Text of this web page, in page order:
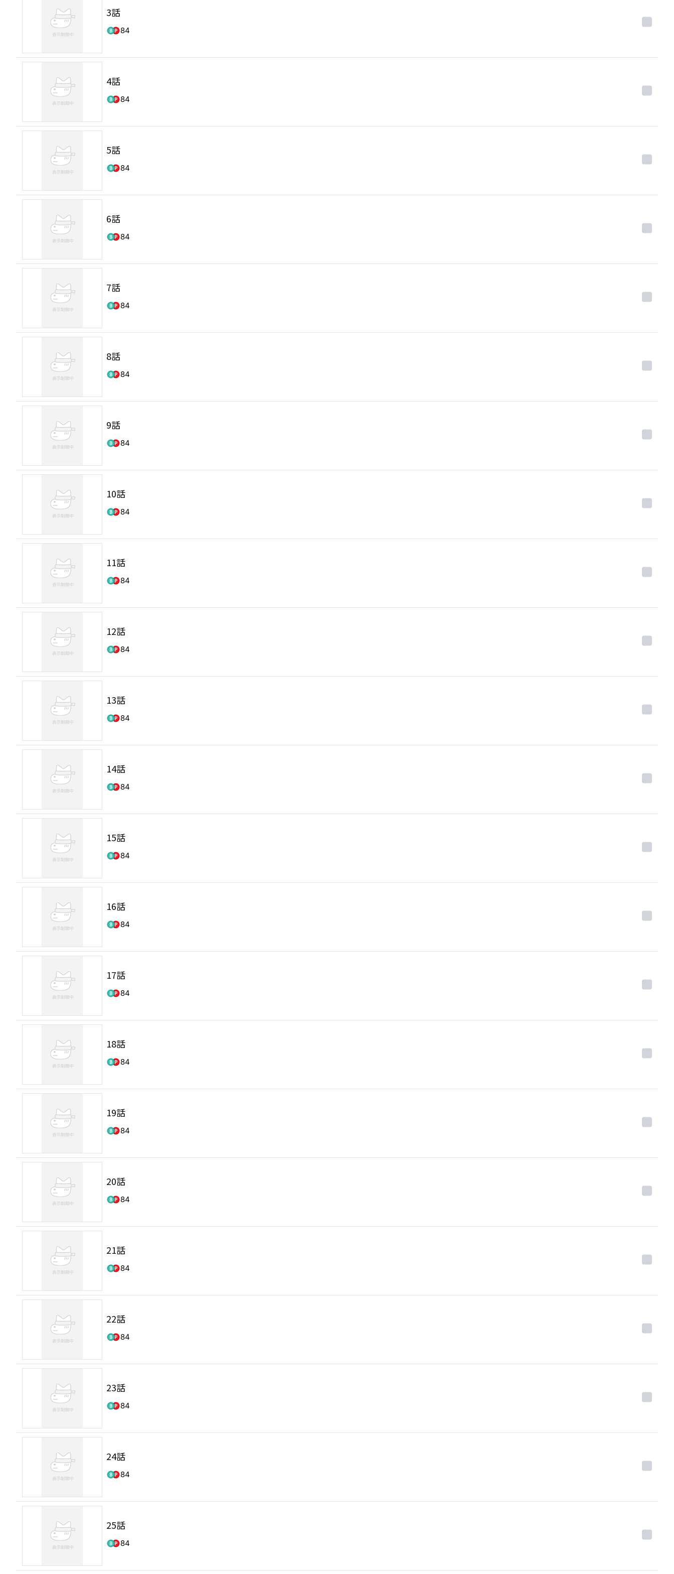
3話
84
4話
84
5話
84
6話
84
7話
84
8話
84
9話
84
10話
84
11話
84
12話
84
13話
84
14話
84
15話
84
16話
84
17話
84
18話
84
19話
84
20話
84
21話
84
22話
84
23話
84
24話
84
25話
84